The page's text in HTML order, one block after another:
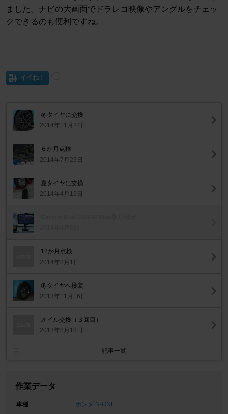
ました。ナビの大画面でドラレコ映像やアングルをチェッ
クできるのも便利ですね。
イイね！
冬タイヤに交換
2014年11月24日
６か月点検
2014年7月29日
夏タイヤに交換
2014年4月19日
12か月点検
2014年2月1日
冬タイヤへ換装
2013年11月16日
オイル交換（３回目）
2013年8月18日
記事一覧
作業データ
車種
ホンダ N-ONE